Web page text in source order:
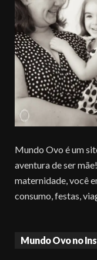
Mundo Ovo é um
aventura de ser
maternidade, você
consumo, festas,
Mundo Ovo no